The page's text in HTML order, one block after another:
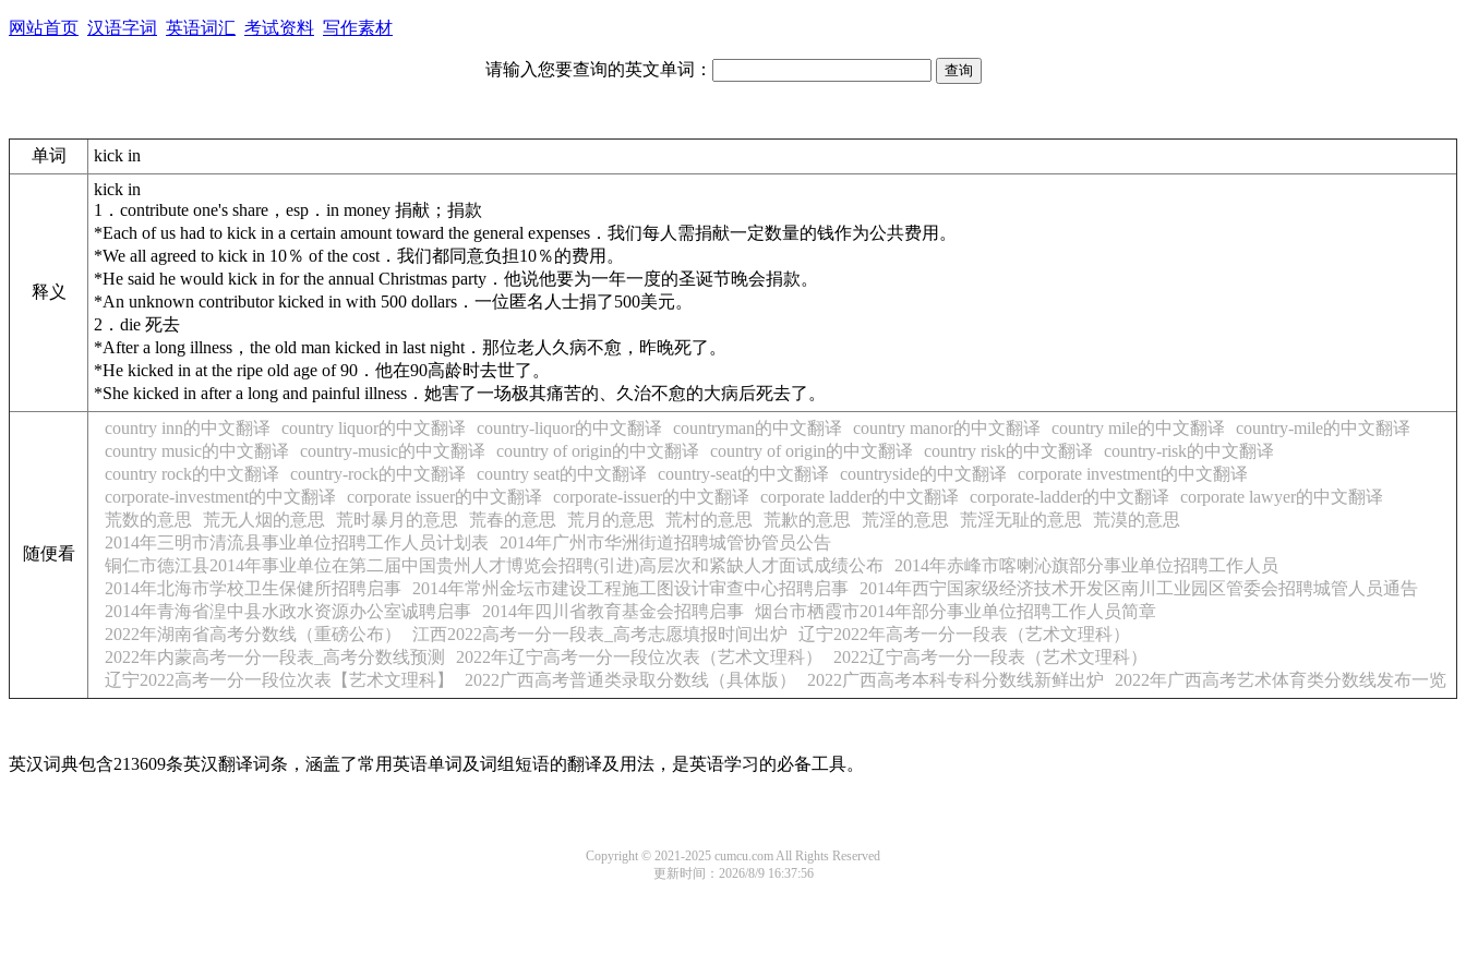
网站首页 汉语字词 英语词汇 考试资料 写作素材
请输入您要查询的英文单词：
单词 kick in
释义
kick in
1．contribute one's share，esp．in money 捐献；捐款
*Each of us had to kick in a certain amount toward the general expenses．我们每人需捐献一定数量的钱作为公共费用。
*We all agreed to kick in 10％ of the cost．我们都同意负担10％的费用。
*He said he would kick in for the annual Christmas party．他说他要为一年一度的圣诞节晚会捐款。
*An unknown contributor kicked in with 500 dollars．一位匿名人士捐了500美元。
2．die 死去
*After a long illness，the old man kicked in last night．那位老人久病不愈，昨晚死了。
*He kicked in at the ripe old age of 90．他在90高龄时去世了。
*She kicked in after a long and painful illness．她害了一场极其痛苦的、久治不愈的大病后死去了。
随便看
country inn的中文翻译 country liquor的中文翻译 country-liquor的中文翻译 countryman的中文翻译 country manor的中文翻译 country mile的中文翻译
country-mile的中文翻译
country music的中文翻译
country-music的中文翻译 country of origin的中文翻译 country of origin的中文翻译 country risk的中文翻译
country-risk的中文翻译
country rock的中文翻译
country-rock的中文翻译 country seat的中文翻译 country-seat的中文翻译 countryside的中文翻译
corporate investment的中文翻译
corporate-investment的中文翻译
corporate issuer的中文翻译 corporate-issuer的中文翻译 corporate ladder的中文翻译 corporate-ladder的中文翻译
corporate lawyer的中文翻译
荒数的意思
荒无人烟的意思 荒时暴月的意思 荒春的意思 荒月的意思 荒村的意思 荒歉的意思 荒淫的意思 荒淫无耻的意思
荒漠的意思
2014年三明市清流县事业单位招聘工作人员计划表
2014年广州市华洲街道招聘城管协管员公告
铜仁市德江县2014年事业单位在第二届中国贵州人才博览会招聘(引进)高层次和紧缺人才面试成绩公布
2014年赤峰市喀喇沁旗部分事业单位招聘工作人员
2014年北海市学校卫生保健所招聘启事
2014年常州金坛市建设工程施工图设计审查中心招聘启事
2014年西宁国家级经济技术开发区南川工业园区管委会招聘城管人员通告
2014年青海省湟中县水政水资源办公室诚聘启事
2014年四川省教育基金会招聘启事
烟台市栖霞市2014年部分事业单位招聘工作人员简章
2022年湖南省高考分数线（重磅公布）
江西2022高考一分一段表_高考志愿填报时间出炉
辽宁2022年高考一分一段表（艺术文理科）
2022年内蒙高考一分一段表_高考分数线预测
2022年辽宁高考一分一段位次表（艺术文理科）
2022辽宁高考一分一段表（艺术文理科）
辽宁2022高考一分一段位次表【艺术文理科】
2022广西高考普通类录取分数线（具体版） 2022广西高考本科专科分数线新鲜出炉 2022年广西高考艺术体育类分数线发布一览
英汉词典包含213609条英汉翻译词条，涵盖了常用英语单词及词组短语的翻译及用法，是英语学习的必备工具。
Copyright © 2021-2025 cumcu.com All Rights Reserved
更新时间：2026/8/9 16:37:56